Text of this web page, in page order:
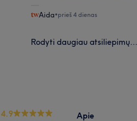
Aida•prieš 4 dienas
Rodyti daugiau atsiliepimų...
4.9
Apie